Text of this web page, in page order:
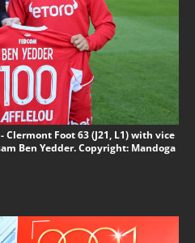
Clermont Foot 63 (J21, L1) with vice
Ben Yedder. Copyright: Mandoga